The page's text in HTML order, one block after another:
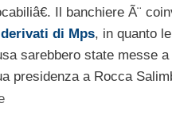
Il banchiere Ã¨
di Mps, in quanto
sarebbero state messe
presidenza a Rocca